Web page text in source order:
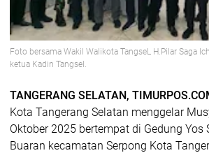
Foto bersama Wakil Walikota TangseL H.Pilar Saga
ketua Kadin Tangsel.
TANGERANG SELATAN,
Kota Tangerang Selatan menggelar
Oktober 2025 bertempat di Gedung
Buaran kecamatan Serpong Kota